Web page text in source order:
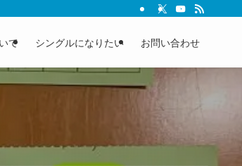
て シングルになりたい お問い合わせ